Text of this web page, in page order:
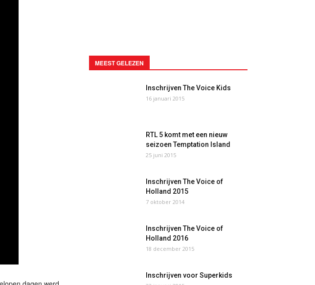
MEEST GELEZEN
Inschrijven The Voice Kids
16 januari 2015
RTL 5 komt met een nieuw
seizoen Temptation Island
25 juni 2015
Inschrijven The Voice of
Holland 2015
7 oktober 2014
Inschrijven The Voice of
Holland 2016
18 december 2015
Inschrijven voor Superkids